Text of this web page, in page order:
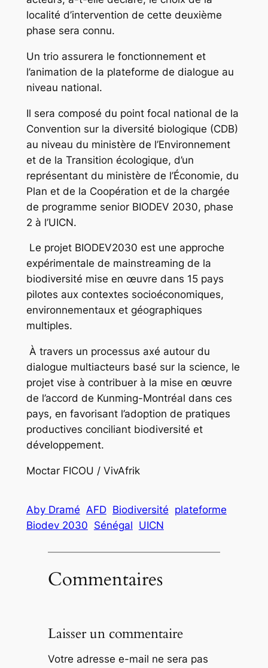
localité d’intervention de cette deuxième
phase sera connu.
Un trio assurera le fonctionnement et
l’animation de la plateforme de dialogue au
niveau national.
Il sera composé du point focal national de la
Convention sur la diversité biologique (CDB)
au niveau du ministère de l’Environnement
et de la Transition écologique, d’un
représentant du ministère de l’Économie, du
Plan et de la Coopération et de la chargée
de programme senior BIODEV 2030, phase
2 à l’UICN.
Le projet BIODEV2030 est une approche
expérimentale de mainstreaming de la
biodiversité mise en œuvre dans 15 pays
pilotes aux contextes socioéconomiques,
environnementaux et géographiques
multiples.
À travers un processus axé autour du
dialogue multiacteurs basé sur la science, le
projet vise à contribuer à la mise en œuvre
de l’accord de Kunming-Montréal dans ces
pays, en favorisant l’adoption de pratiques
productives conciliant biodiversité et
développement.
Moctar FICOU / VivAfrik
Aby Dramé AFD Biodiversité plateforme
Biodev 2030 Sénégal UICN
Commentaires
Laisser un commentaire
Votre adresse e-mail ne sera pas